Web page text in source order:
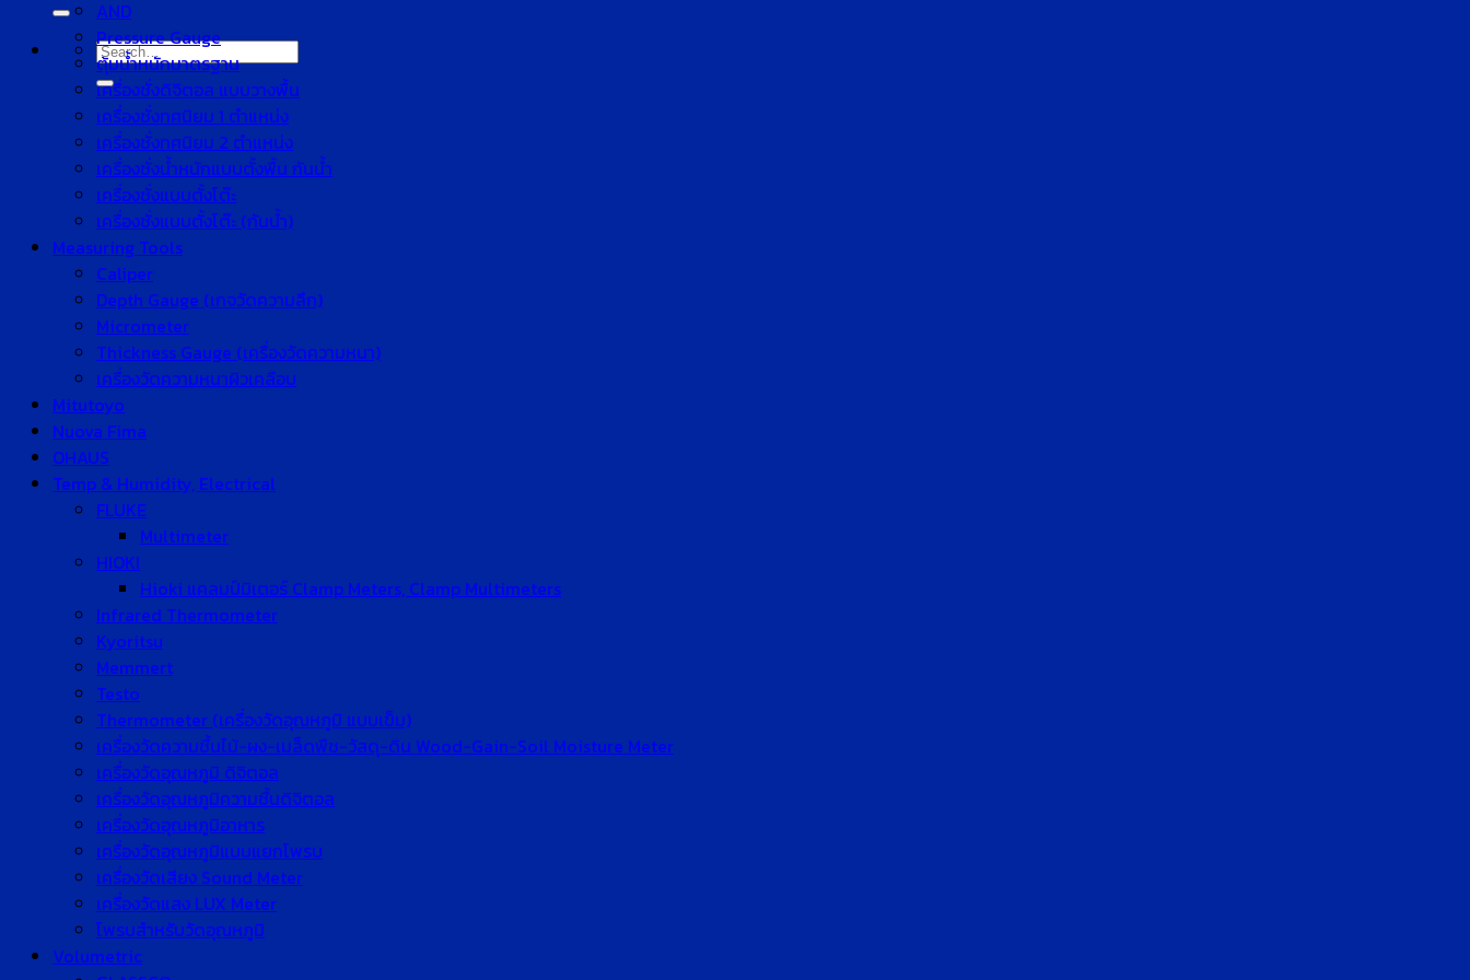
for:
Search
for:
AND
Pressure Gauge
ตุ้มน้ำหนักมาตรฐาน
เครื่องชั่งดิจิตอล แบบวางพื้น
เครื่องชั่งทศนิยม 1 ตำแหน่ง
เครื่องชั่งทศนิยม 2 ตำแหน่ง
เครื่องชั่งน้ำหนักแบบตั้งพื้น กันน้ำ
เครื่องชั่งแบบตั้งโต๊ะ
เครื่องชั่งแบบตั้งโต๊ะ (กันน้ำ)
Measuring Tools
Caliper
Depth Gauge (เกจวัดความลึก)
Micrometer
Thickness Gauge (เครื่องวัดความหนา)
เครื่องวัดความหนาผิวเคลือบ
Mitutoyo
Nuova Fima
OHAUS
Temp & Humidity, Electrical
FLUKE
Multimeter
HIOKI
Hioki แคลมป์มิเตอร์ Clamp Meters, Clamp Multimeters
Infrared Thermometer
Kyoritsu
Memmert
Testo
Thermometer (เครื่องวัดอุณหภูมิ แบบเข็ม)
เครื่องวัดความชื้นไม้-ผง-เมล็ดพืช-วัสดุ-ดิน Wood-Gain-Soil Moisture Meter
เครื่องวัดอุณหภูมิ ดิจิตอล
เครื่องวัดอุณหภูมิความชื้นดิจิตอล
เครื่องวัดอุณหภูมิอาหาร
เครื่องวัดอุณหภูมิแบบแยกโพรบ
เครื่องวัดเสียง Sound Meter
เครื่องวัดแสง LUX Meter
โพรบสำหรับวัดอุณหภูมิ
Volumetric